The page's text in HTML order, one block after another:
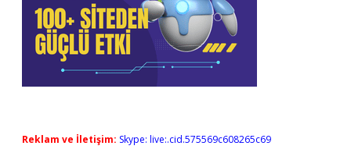
Reklam ve İletişim: Skype: live:.cid.575569c608265c69